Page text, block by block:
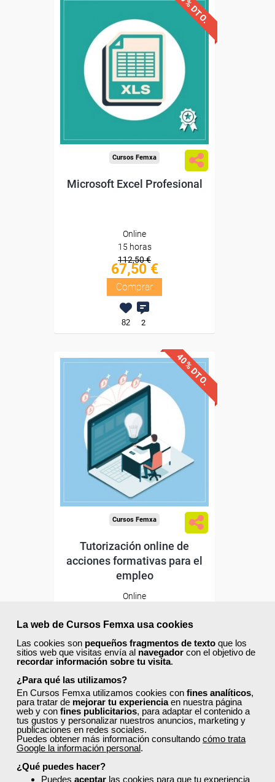
La web de Cursos Femxa usa cookies
Las cookies son pequeños fragmentos de texto que los
sitios web que visitas envía al navegador con el objetivo de
recordar información sobre tu visita.
¿Para qué las utilizamos?
En Cursos Femxa utilizamos cookies con fines analíticos,
para tratar de mejorar tu experienciaen nuestra página
web y con fines publicitarios, para adaptar el contenido a
tus gustos y personalizar nuestros anuncios, marketing y
publicaciones en redes sociales.
Puedes obtener más información consultando cómo trata
Google la información personal.
¿Qué puedes hacer?
Puedes aceptar las cookies para que tu experiencia
Descuentos especiales
Sin requisitos de acceso
Diploma
Compra segura
40% DTO.
Cursos Femxa
Microsoft Excel Profesional
Online
15 horas
112,50 €
67,50 €
Comprar
82 2
Descuentos especiales
Sin requisitos de acceso
Diploma
Compra segura
40% DTO.
Cursos Femxa
Tutorización online de
acciones formativas para el
empleo
Online
195,00 €
117,00 €
Comprar
20
Descuentos especiales